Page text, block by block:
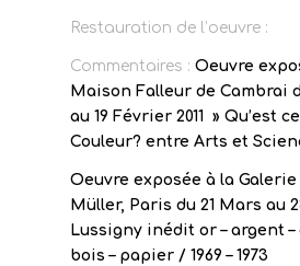
Restauration de l’oeuvre :
Commentaires : Oeuvre
Maison Falleur de Cambrai
au 19 Février 2011 » Qu’est
Couleur? entre Arts et
Oeuvre exposée à la Galerie
Müller, Paris du 21 Mars au
Lussigny inédit or – argent
bois – papier / 1969 – 1973